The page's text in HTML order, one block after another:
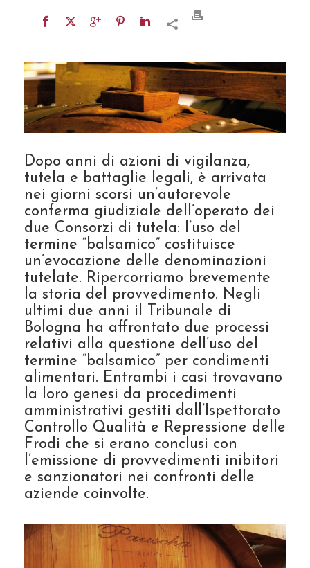
Dopo anni di azioni di vigilanza,
tutela e battaglie legali, è arrivata
nei giorni scorsi un’autorevole
conferma giudiziale dell’operato dei
due Consorzi di tutela: l’uso del
termine “balsamico” costituisce
un’evocazione delle denominazioni
tutelate. Ripercorriamo brevemente
la storia del provvedimento. Negli
ultimi due anni il Tribunale di
Bologna ha affrontato due processi
relativi alla questione dell’uso del
termine “balsamico” per condimenti
alimentari. Entrambi i casi trovavano
la loro genesi da procedimenti
amministrativi gestiti dall’Ispettorato
Controllo Qualità e Repressione delle
Frodi che si erano conclusi con
l’emissione di provvedimenti inibitori
e sanzionatori nei confronti delle
aziende coinvolte.